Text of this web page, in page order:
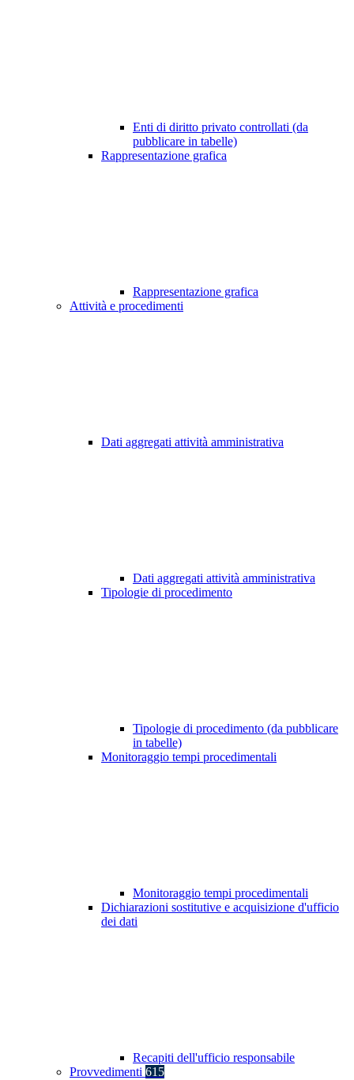
Enti di diritto privato controllati (da
pubblicare in tabelle)
Rappresentazione grafica
Rappresentazione grafica
Attività e procedimenti
Dati aggregati attività amministrativa
Dati aggregati attività amministrativa
Tipologie di procedimento
Tipologie di procedimento (da pubblicare
in tabelle)
Monitoraggio tempi procedimentali
Monitoraggio tempi procedimentali
Dichiarazioni sostitutive e acquisizione d'ufficio
dei dati
Recapiti dell'ufficio responsabile
Provvedimenti 615